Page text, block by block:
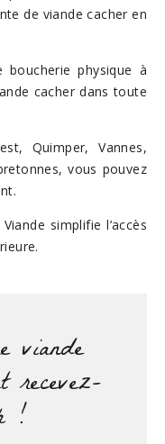
de viande cacher en
boucherie physique à
cacher dans toute
Quimper, Vannes,
vous pouvez
simplifie l’accès
viande
recevez-
!